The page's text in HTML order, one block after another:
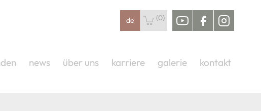
news über uns karriere galerie kontakt
de youtubefacebook
(0)